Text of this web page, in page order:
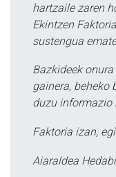
hartzaile zaren
Ekintzen
sustengua
Bazkideek
gainera, beheko
duzu informazio
Faktoria izan,
Aiaraldea